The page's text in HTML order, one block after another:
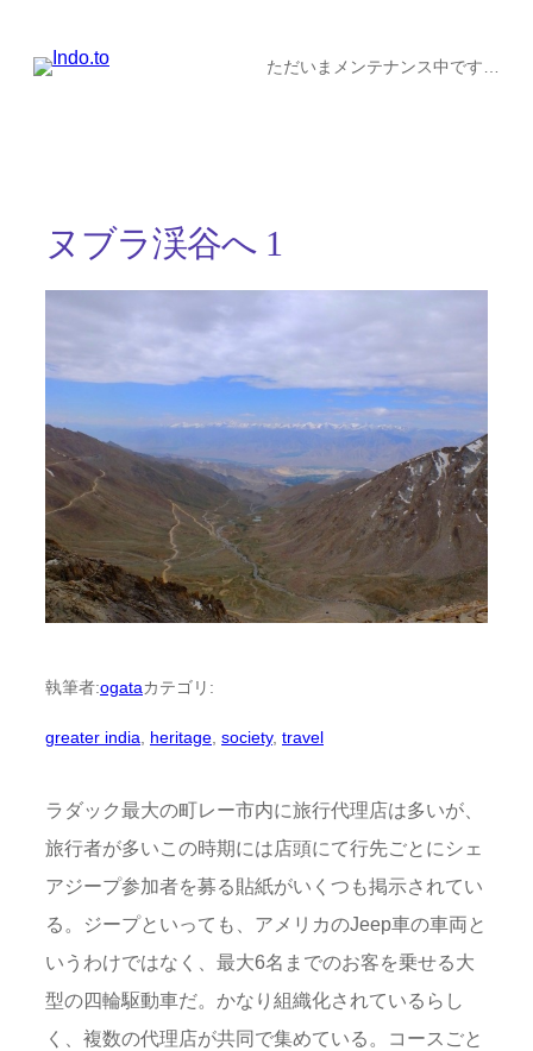
ただいまメンテナンス中です…
ヌブラ渓谷へ 1
執筆者:ogataカテゴリ:
greater india heritage society, travel
ラダック最大の町レー市内に旅行代理店は多いが、
旅行者が多いこの時期には店頭にて行先ごとにシェ
アジープ参加者を募る貼紙がいくつも掲示されてい
る。ジープといっても、アメリカのJeep車の車両と
いうわけではなく、最大6名までのお客を乗せる大
型の四輪駆動車だ。かなり組織化されているらし
く、複数の代理店が共同で集めている。コースごと